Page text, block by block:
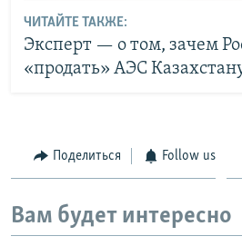
ЧИТАЙТЕ ТАКЖЕ:
Эксперт — о том, зачем
«продать» АЭС
Поделиться Follow us
Вам будет интересно